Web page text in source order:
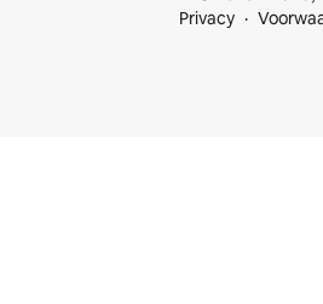
Privacy